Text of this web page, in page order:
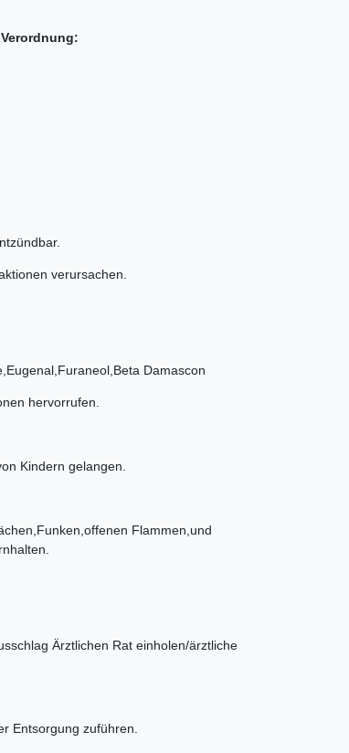
verursachen.
Damascon
hervorrufen.
Kindern gelangen.
Flammen,und
Ärztlichen Rat einholen/ärztliche
Entsorgung zuführen.